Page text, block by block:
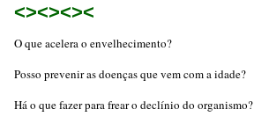
<><><><
O que acelera o envelhecimento?
Posso prevenir as doenças que vem com a idade?
Há o que fazer para frear o declínio do organismo?